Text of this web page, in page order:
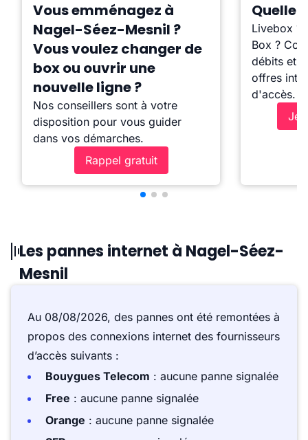
Vous emménagez à
Nagel-Séez-Mesnil ?
Vous voulez changer de
box ou ouvrir une
nouvelle ligne ?
Nos conseillers sont à votre
disposition pour vous guider
dans vos démarches.
Rappel gratuit
Quelle
Livebox ?
Box ?
débits et
offres
d'accès.
Je
Les pannes internet à Nagel-Séez-
Mesnil
Au 08/08/2026, des pannes ont été remontées à
propos des connexions internet des fournisseurs
d’accès suivants :
Bouygues Telecom : aucune panne signalée
Free : aucune panne signalée
Orange : aucune panne signalée